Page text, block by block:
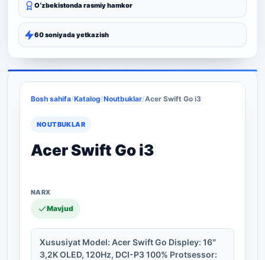
Oʻzbekistonda rasmiy hamkor
60 soniyada yetkazish
Bosh sahifa/Katalog/Noutbuklar/Acer Swift Go i3
NOUTBUKLAR
Acer Swift Go i3
Mavjud
Xususiyat Model: Acer Swift Go Displey: 16″
3,2K OLED, 120Hz, DCI-P3 100% Protsessor: